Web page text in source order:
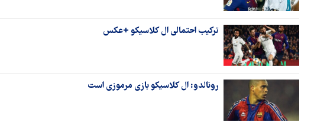
ترکیب احتمالی ال کلاسیکو +عکس
رونالدو: ال کلاسیکو بازی مرموزی است